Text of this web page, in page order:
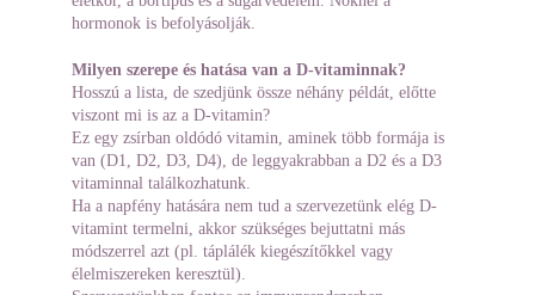
hormonok is befolyásolják.
Milyen szerepe és hatása van a D-vitaminnak?
Hosszú a lista, de szedjünk össze néhány példát, előtte
viszont mi is az a D-vitamin?
Ez egy zsírban oldódó vitamin, aminek több formája is
van (D1, D2, D3, D4), de leggyakrabban a D2 és a D3
vitaminnal találkozhatunk.
Ha a napfény hatására nem tud a szervezetünk elég D-
vitamint termelni, akkor szükséges bejuttatni más
módszerrel azt (pl. táplálék kiegészítőkkel vagy
élelmiszereken keresztül).